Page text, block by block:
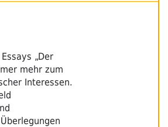
„Der
mehr zum
Interessen.